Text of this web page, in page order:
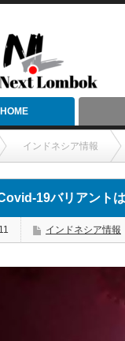
HOME
インドネシア情報
19バリアント
インドネシア情報